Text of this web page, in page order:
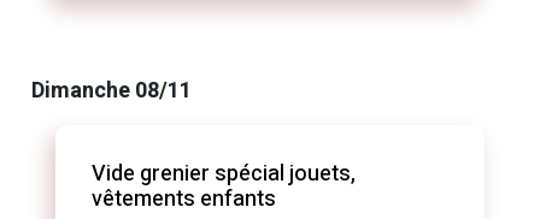
Dimanche 08/11
Vide grenier spécial jouets,
vêtements enfants